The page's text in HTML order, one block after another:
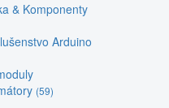
& Komponenty
Arduino
(59)